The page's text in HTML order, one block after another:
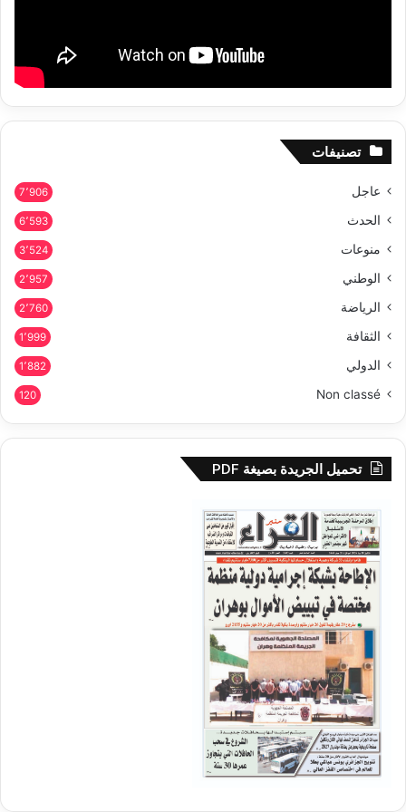
تصنيفات
عاجل 7٬906
الحدث 6٬593
منوعات 3٬524
الوطني 2٬957
الرياضة 2٬760
الثقافة 1٬999
الدولي 1٬882
Non classé
120
تحميل الجريدة بصيغة PDF